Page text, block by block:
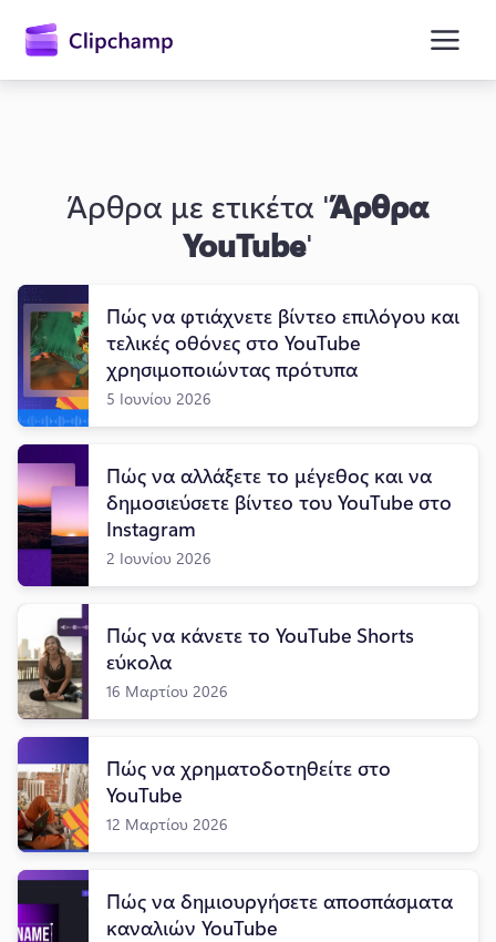
περιεχόμενο
Είσοδος
Δωρεάν δοκιμή
Άρθρα με ετικέτα 'Άρθρα
YouTube'
Πώς να φτιάχνετε βίντεο επιλόγου και
τελικές οθόνες στο YouTube
χρησιμοποιώντας πρότυπα
5 Ιουνίου 2026
Πώς να αλλάξετε το μέγεθος και να
δημοσιεύσετε βίντεο του YouTube στο
Instagram
2 Ιουνίου 2026
Πώς να κάνετε το YouTube Shorts
εύκολα
16 Μαρτίου 2026
Πώς να χρηματοδοτηθείτε στο
YouTube
12 Μαρτίου 2026
Πώς να δημιουργήσετε αποσπάσματα
καναλιών YouTube